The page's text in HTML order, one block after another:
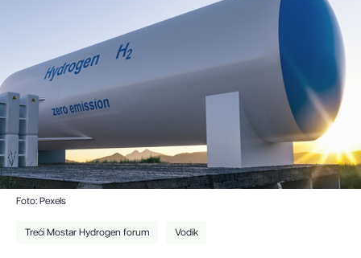
Foto: Pexels
Treći Mostar Hydrogen forum Vodik